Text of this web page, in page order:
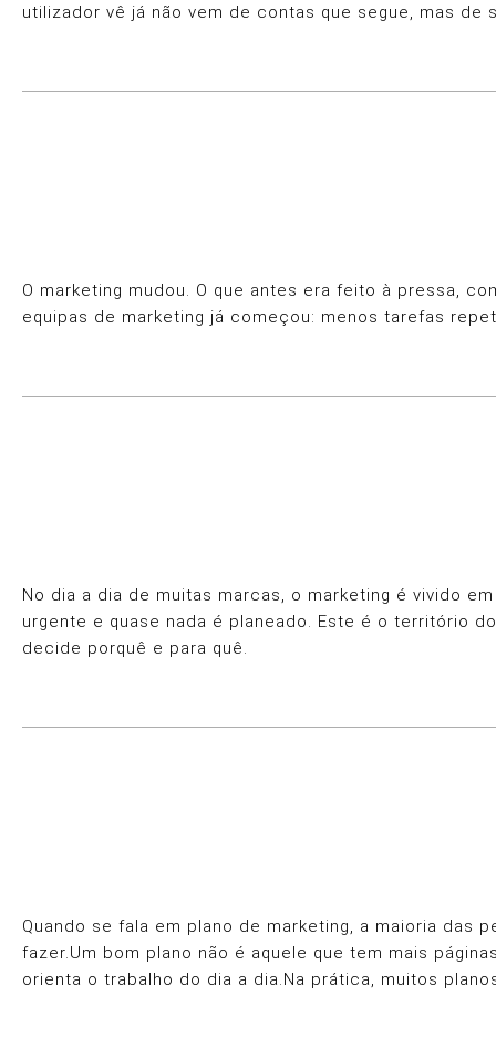
utilizador vê já não vem de contas que segue, mas de
O marketing mudou. O que antes era feito à pressa,
equipas de marketing já começou: menos tarefas
No dia a dia de muitas marcas, o marketing é vivido
urgente e quase nada é planeado. Este é o território
decide porquê e para quê.
Quando se fala em plano de marketing, a maioria das
fazer.Um bom plano não é aquele que tem mais
orienta o trabalho do dia a dia.Na prática, muitos